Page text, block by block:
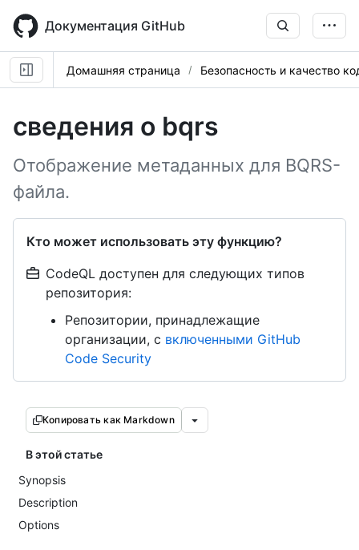
main
content
Документация GitHub
Домашняя страница Безопасность и качество
сведения о bqrs
Отображение метаданных для BQRS-
файла.
Кто может использовать эту функцию?
CodeQL доступен для следующих типов
репозитория:
Репозитории, принадлежащие
организации, с включенными GitHub
Code Security
Копировать как Markdown
В этой статье
Synopsis
Description
Options